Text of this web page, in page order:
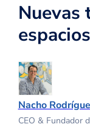
Nuevas
Nacho
CEO & Fundador